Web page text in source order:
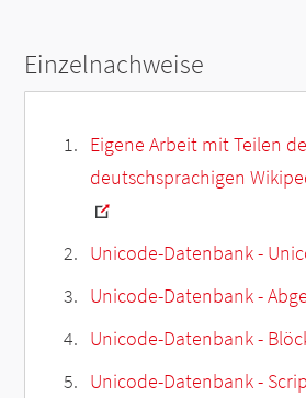
Einzelnachweise
Eigene Arbeit mit Teilen
deutschsprachigen
Unicode-Datenbank -
Unicode-Datenbank -
Unicode-Datenbank -
Unicode-Datenbank -